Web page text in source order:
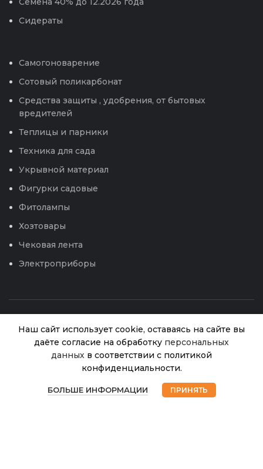
Сидераты
Самогоноварение
Сотовый поликарбонат
Средства защиты , удобрения, от бытовых
вредителей
Теплицы и парники
Техника для сада
Укрывной материал
Фигурки садовые
Фитолампы
Хозтовары
Чековая лента
Электроприборы
Интернет магазин Успех. ИП Хрипунов Сергей
Александрович
Наш сайт использует cookie, оставаясь на сайте вы
даёте согласие на обработку персональных
данных в соответствии с политикой
конфиденциальности.
БОЛЬШЕ ИНФОРМАЦИИ ПРИНЯТЬ
Грабли
веерные
Пластинчатые
оцинкованные
300.00₽
В
наличии
Магазин Избранное Корзина Мой аккаунт